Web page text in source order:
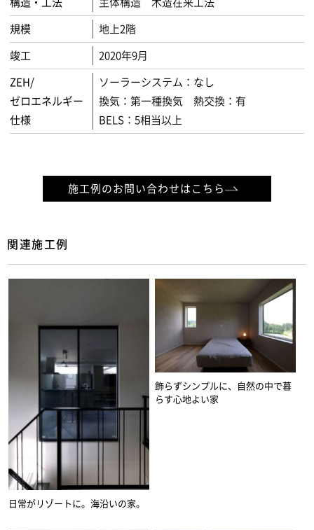
構造・工法 主体構造 木造在来工法
規模 地上2階
竣工 2020年9月
ZEH/
ゼロエネルギー
仕様
ソーラーシステム：なし
換気：第一種換気 熱交換：有
BELS：5相当以上
施工例のお問い合わせはこちら
関連施工例
日常がリゾートに。海沿いの家。
飾らずシンプルに、自然の中で暮
らす心地よい家